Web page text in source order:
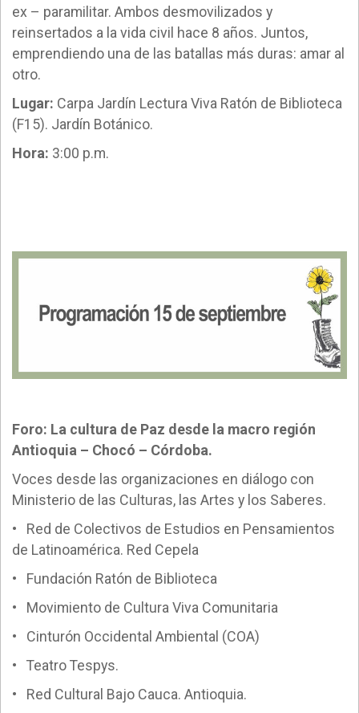
ex – paramilitar. Ambos desmovilizados y
reinsertados a la vida civil hace 8 años. Juntos,
emprendiendo una de las batallas más duras: amar al
otro.
Lugar: Carpa Jardín Lectura Viva Ratón de Biblioteca
(F15). Jardín Botánico.
Hora: 3:00 p.m.
Foro: La cultura de Paz desde la macro región
Antioquia – Chocó – Córdoba.
Voces desde las organizaciones en diálogo con
Ministerio de las Culturas, las Artes y los Saberes.
• Red de Colectivos de Estudios en Pensamientos
de Latinoamérica. Red Cepela
• Fundación Ratón de Biblioteca
• Movimiento de Cultura Viva Comunitaria
• Cinturón Occidental Ambiental (COA)
•
Teatro Tespys.
• Red Cultural Bajo Cauca. Antioquia.